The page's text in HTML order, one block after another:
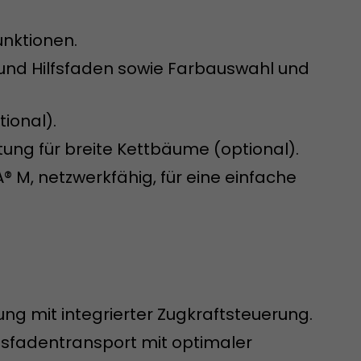
Hilfsfaden sowie Farbauswahl und
für breite Kettbäume (optional).
M, netzwerkfähig, für eine einfache
mit integrierter Zugkraftsteuerung.
mit optimaler
welche ein